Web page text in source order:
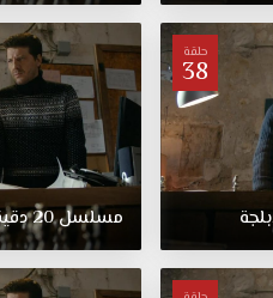
حلقة
38
مسلسل20